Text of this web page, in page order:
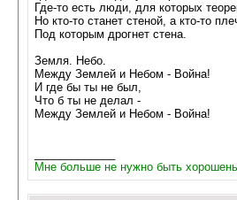
Где-то есть люди, для которых
Но кто-то станет стеной, а кто-то
Под которым дрогнет стена.
Земля. Небо.
Между Землей и Небом - Война!
И где бы ты не был,
Что б ты не делал -
Между Землей и Небом - Война!
Мне больше не нужно быть